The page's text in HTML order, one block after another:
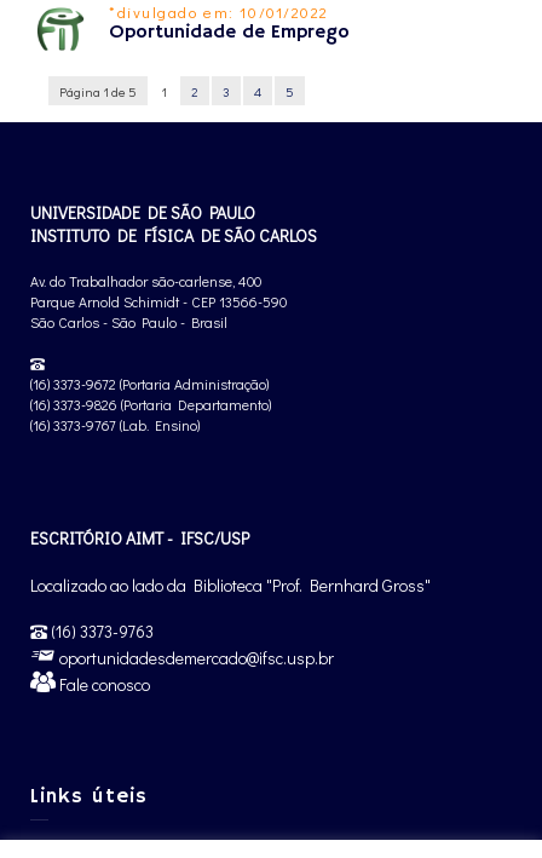
*divulgado em: 10/01/2022
Oportunidade de Emprego
Página 1 de 5 1 2 3 4 5
UNIVERSIDADE DE SÃO PAULO
INSTITUTO DE FÍSICA DE SÃO CARLOS
Av. do Trabalhador são-carlense, 400
Parque Arnold Schimidt - CEP 13566-590
São Carlos - São Paulo - Brasil
(16) 3373-9672 (Portaria Administração)
(16) 3373-9826 (Portaria Departamento)
(16) 3373-9767 (Lab. Ensino)
ESCRITÓRIO AIMT - IFSC/USP
Localizado ao lado da Biblioteca "Prof. Bernhard Gross"
(16) 3373-9763
oportunidadesdemercado@ifsc.usp.br
Fale conosco
Links úteis